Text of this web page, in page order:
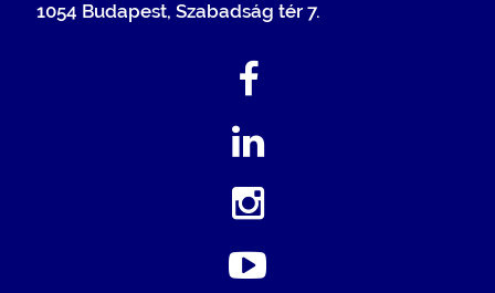
1054 Budapest, Szabadság tér 7.